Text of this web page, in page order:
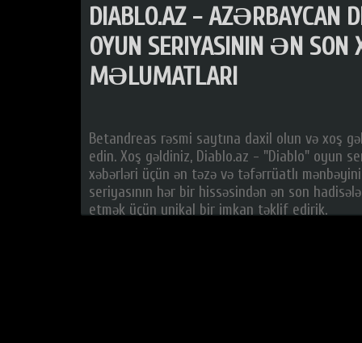
DIABLO.AZ - AZƏRBAYCAN
OYUN SERIYASININ ƏN
MƏLUMATLARI
Betandreas rəsmi saytına daxil olun və xoş
edin. Xoş gəldiniz, Diablo.az - "Diablo" oyun
xəbərləri üçün ən təzə və təfərrüatlı
seriyasının hər bir hissəsindən ən son
etmək üçün unikal bir imkan təklif edirik.